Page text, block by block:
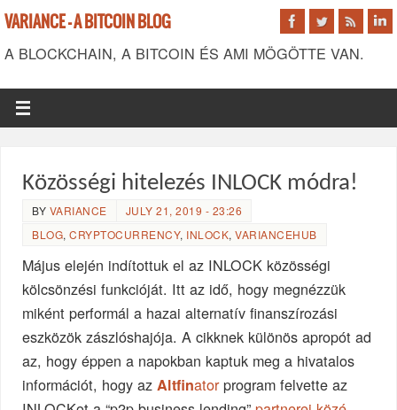
VARIANCE - A BITCOIN BLOG
A BLOCKCHAIN, A BITCOIN ÉS AMI MÖGÖTTE VAN.
Közösségi hitelezés INLOCK módra!
BY VARIANCE
JULY 21, 2019 - 23:26
BLOG,CRYPTOCURRENCY, INLOCK,VARIANCEHUB
Május elején indítottuk el az INLOCK közösségi
kölcsönzési funkcióját. Itt az idő, hogy megnézzük
miként performál a hazai alternatív finanszírozási
eszközök zászlóshajója. A cikknek különös apropót ad
az, hogy éppen a napokban kaptuk meg a hivatalos
információt, hogy azAltfinatorprogram felvette az